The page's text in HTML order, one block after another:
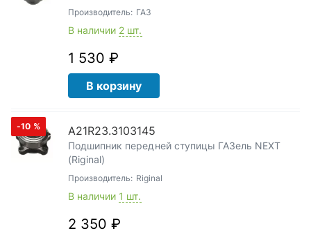
Производитель: ГАЗ
В наличии 2 шт.
1 530 ₽
В корзину
-10 % A21R23.3103145
Подшипник передней ступицы ГАЗель NEXT
(Riginal)
Производитель: Riginal
В наличии 1 шт.
2 350 ₽